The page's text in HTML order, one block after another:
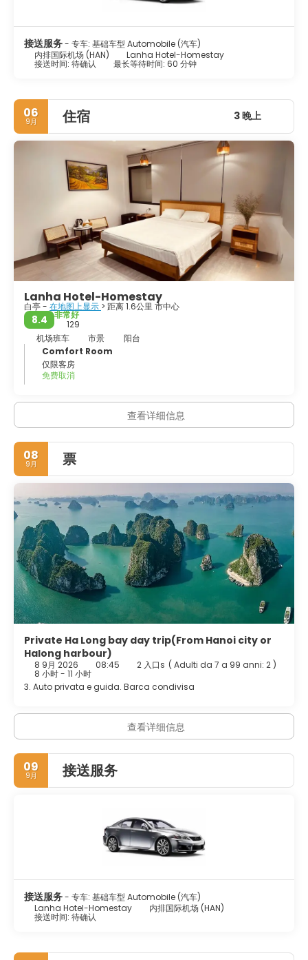
接送服务- 专车: 基础车型 Automobile (汽车)
内排国际机场 (HAN)
Lanha Hotel-Homestay
接送时间: 待确认 最长等待时间: 60 分钟
06
9月 住宿 3 晚上
Lanha Hotel-Homestay
白亭 - 在地图上显示 > 距离 1.6公里 市中心
8.4
非常好
129
机场班车
市景
阳台
Comfort Room
仅限客房
免费取消
查看详细信息
08
9月 票
Private Ha Long bay day trip(From Hanoi city or
Halong harbour)
8 9月 2026 08:45 2 入口s ( Adulti da 7 a 99 anni: 2 )
8 小时 - 11 小时
3. Auto privata e guida. Barca condivisa
查看详细信息
09
9月 接送服务
接送服务- 专车: 基础车型 Automobile (汽车)
Lanha Hotel-Homestay
内排国际机场 (HAN)
接送时间: 待确认